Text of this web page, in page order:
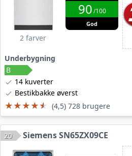
2 farver
90/100
God
Underbygning
14 kuverter
Bestikbakke øverst
★★★★★
★★★★★ (4,5) 728 brugere
20 Siemens SN65ZX09CE